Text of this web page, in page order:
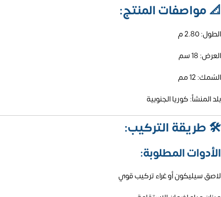
📐مواصفات المنتج:
الطول: 2.80 م
العرض: 18 سم
السُمك: 12 مم
بلد المنشأ: كوريا الجنوبية
🛠️ طريقة التركيب:
الأدوات المطلوبة:
لاصق سيليكون أو غراء تركيب قوي